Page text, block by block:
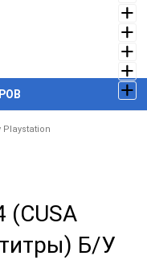
Playstation
(CUSA
Б/У